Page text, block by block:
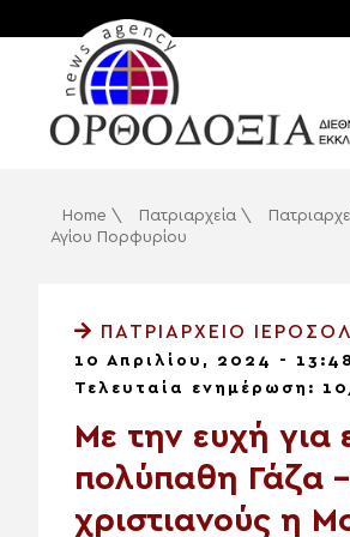
Home \ Πατριαρχεία \
Αγίου Πορφυρίου
ΠΑΤΡΙΑΡΧΕΊΟ
10 Απριλίου, 2024 - 13:48
Τελευταία ενημέρωση:
Με την ευχή
πολύπαθη Γάζα
χριστιανούς η